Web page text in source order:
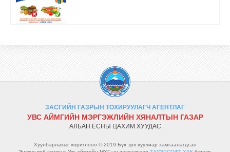
ГҮЙЦЭТГЭЛИЙН ХЯНАЛТ ШАЛГАЛТ ХИЙЛЭЭ.
УРЬДЧИЛАН СЭРГИЙЛЭХ ХЯНАЛТ ШАЛГАЛТ
ХИЙВ.
ЗАСГИЙН ГАЗРЫН ТОХИРУУЛАГЧ АГЕНТЛАГ
УВС АЙМГИЙН МЭРГЭЖЛИЙН ХЯНАЛТЫН ГАЗАР
АЛБАН ЁСНЫ ЦАХИМ ХУУДАС
Хуулбарлахыг хориглоно © 2019 Бүх эрх хуулиар хамгаалагдсан